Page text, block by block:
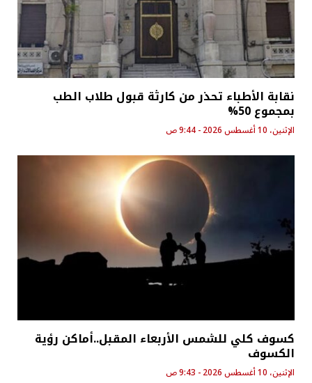
نقابة الأطباء تحذر من كارثة قبول طلاب الطب
بمجموع 50%
الإثنين، 10 أغسطس 2026 - 9:44 ص
كسوف كلي للشمس الأربعاء المقبل..أماكن رؤية
الكسوف
الإثنين، 10 أغسطس 2026 - 9:43 ص